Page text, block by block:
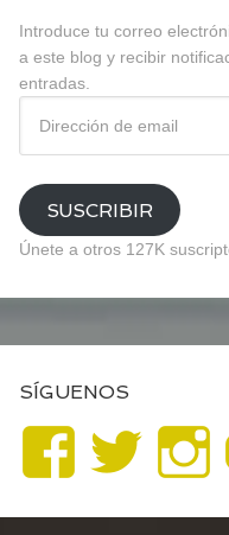
Introduce tu correo
a este blog y recibir
entradas.
email
SUSCRIBIR
Únete a otros 127K
SÍGUENOS
Ver
perfil
Ver